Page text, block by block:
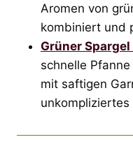
Aromen von
kombiniert und
Grüner
schnelle
mit saftigen